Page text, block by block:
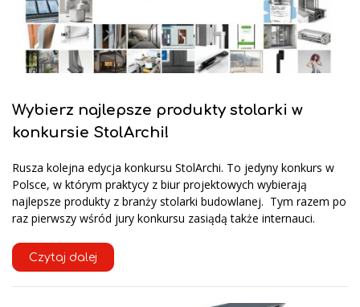
Wybierz najlepsze produkty stolarki w
konkursie StolArchi!
Rusza kolejna edycja konkursu StolArchi. To jedyny konkurs w
Polsce, w którym praktycy z biur projektowych wybierają
najlepsze produkty z branży stolarki budowlanej. Tym razem po
raz pierwszy wśród jury konkursu zasiądą także internauci.
Czytaj dalej